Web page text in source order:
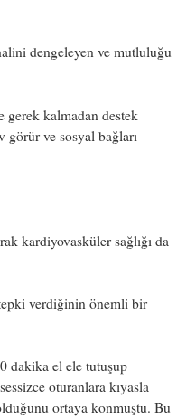
dengeleyen ve mutluluğu
gerek kalmadan destek
görür ve sosyal bağları
kardiyovasküler sağlığı da
verdiğinin önemli bir
dakika el ele tutuşup
oturanlara kıyasla
ortaya konmuştu. Bu